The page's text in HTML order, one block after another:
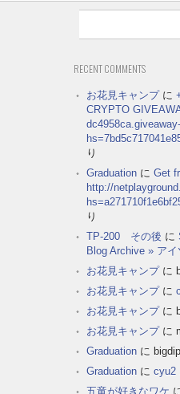
RECENT COMMENTS
お花見キャンプに
CRYPTO
り
Graduation に Get
http://
り
TP-200 その後 に
Blog Archive » ア
お花見キャンプに
お花見キャンプに
お花見キャンプに
お花見キャンプに
Graduation に
Graduation に cyu2
五竜が好きなワケ